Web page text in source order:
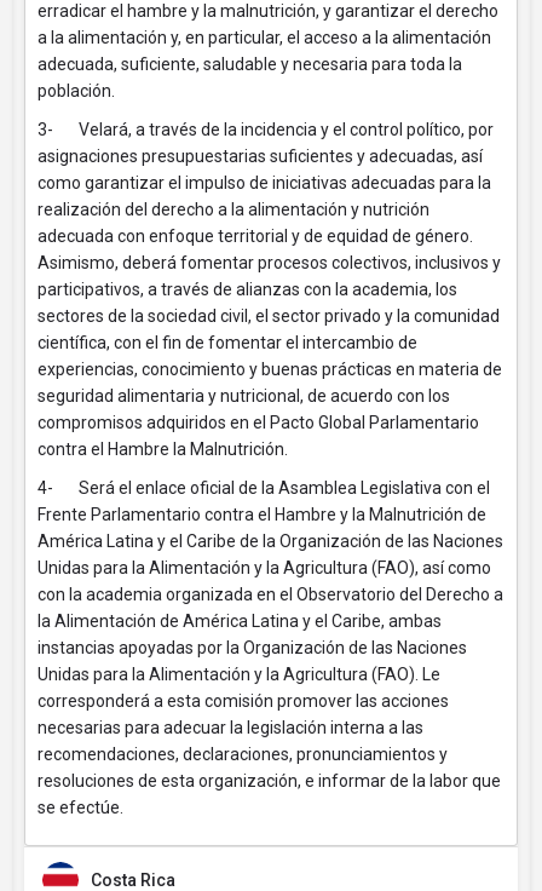
erradicar el hambre y la malnutrición, y garantizar el derecho
a la alimentación y, en particular, el acceso a la alimentación
adecuada, suficiente, saludable y necesaria para toda la
población.
3- Velará, a través de la incidencia y el control político, por
asignaciones presupuestarias suficientes y adecuadas, así
como garantizar el impulso de iniciativas adecuadas para la
realización del derecho a la alimentación y nutrición
adecuada con enfoque territorial y de equidad de género.
Asimismo, deberá fomentar procesos colectivos, inclusivos y
participativos, a través de alianzas con la academia, los
sectores de la sociedad civil, el sector privado y la comunidad
científica, con el fin de fomentar el intercambio de
experiencias, conocimiento y buenas prácticas en materia de
seguridad alimentaria y nutricional, de acuerdo con los
compromisos adquiridos en el Pacto Global Parlamentario
contra el Hambre la Malnutrición.
4- Será el enlace oficial de la Asamblea Legislativa con el
Frente Parlamentario contra el Hambre y la Malnutrición de
América Latina y el Caribe de la Organización de las Naciones
Unidas para la Alimentación y la Agricultura (FAO), así como
con la academia organizada en el Observatorio del Derecho a
la Alimentación de América Latina y el Caribe, ambas
instancias apoyadas por la Organización de las Naciones
Unidas para la Alimentación y la Agricultura (FAO). Le
corresponderá a esta comisión promover las acciones
necesarias para adecuar la legislación interna a las
recomendaciones, declaraciones, pronunciamientos y
resoluciones de esta organización, e informar de la labor que
se efectúe.
Costa Rica